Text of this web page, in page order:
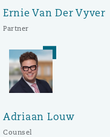
Ernie Van Der Vyver
Partner
Adriaan Louw
Counsel